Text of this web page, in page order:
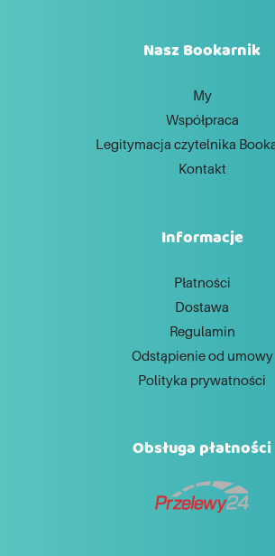
Nasz Bookarnik
My
Współpraca
Legitymacja czytelnika
Kontakt
Informacje
Płatności
Dostawa
Regulamin
Odstąpienie od umowy
Polityka prywatności
Obsługa płatności